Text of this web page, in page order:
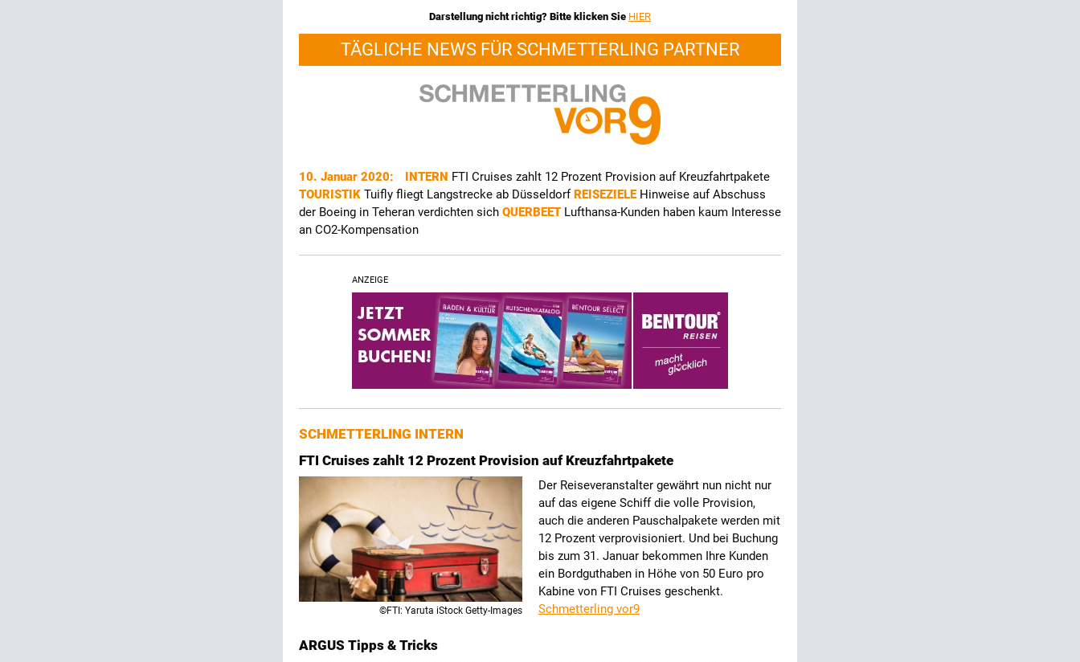
Darstellung nicht richtig? Bitte klicken Sie HIER
TÄGLICHE NEWS FÜR SCHMETTERLING PARTNER
10. Januar 2020: INTERN FTI Cruises zahlt 12 Prozent Provision auf Kreuzfahrtpakete
TOURISTIK Tuifly fliegt Langstrecke ab DüsseldorfREISEZIELE Hinweise auf Abschuss
der Boeing in Teheran verdichten sich QUERBEET Lufthansa-Kunden haben kaum Interesse
an CO2-Kompensation
ANZEIGE
SCHMETTERLING INTERN
FTI Cruises zahlt 12 Prozent Provision auf Kreuzfahrtpakete
©FTI: Yaruta iStock Getty-Images
Der Reiseveranstalter gewährt nun nicht nur
auf das eigene Schiff die volle Provision,
auch die anderen Pauschalpakete werden mit
12 Prozent verprovisioniert. Und bei Buchung
bis zum 31. Januar bekommen Ihre Kunden
ein Bordguthaben in Höhe von 50 Euro pro
Kabine von FTI Cruises geschenkt.
Schmetterling vor9
ARGUS Tipps & Tricks